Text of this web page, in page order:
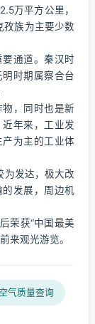
万平方公里，
孜族为主要少数
通道。秦汉时
时期属察合台
，同时也是新
年来，工业发
为主的工业体
为发达，极大改
发展，周边机
荣获“中国最美
来观光游览。
气质量查询